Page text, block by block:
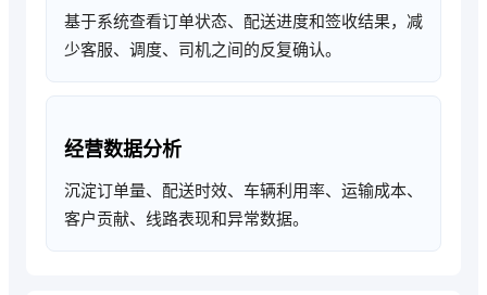
基于系统查看订单状态、配送进度和签收结果，减
少客服、调度、司机之间的反复确认。
经营数据分析
沉淀订单量、配送时效、车辆利用率、运输成本、
客户贡献、线路表现和异常数据。